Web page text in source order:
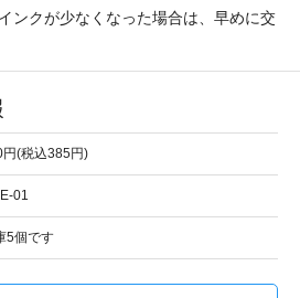
ンクが少なくなった場合は、早めに交
円(税込385円)
01
5個です